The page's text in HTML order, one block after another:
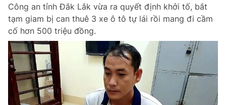
Công an tỉnh Đắk Lắk vừa ra quyết định khởi tố, bắt
tạm giam bị can thuê 3 xe ô tô tự lái rồi mang đi cầm
cố hơn 500 triệu đồng.